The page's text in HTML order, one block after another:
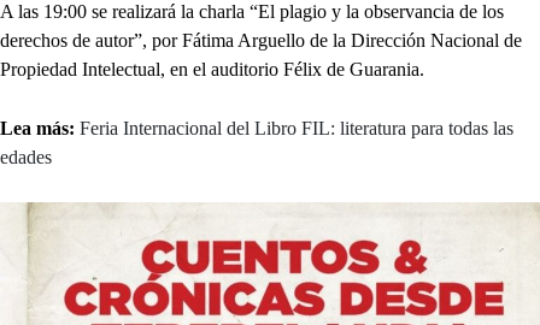
A las 19:00 se realizará la charla “El plagio y la observancia de los
derechos de autor”, por Fátima Arguello de la Dirección Nacional de
Propiedad Intelectual, en el auditorio Félix de Guarania.
Lea más: Feria Internacional del Libro FIL: literatura para todas las
edades